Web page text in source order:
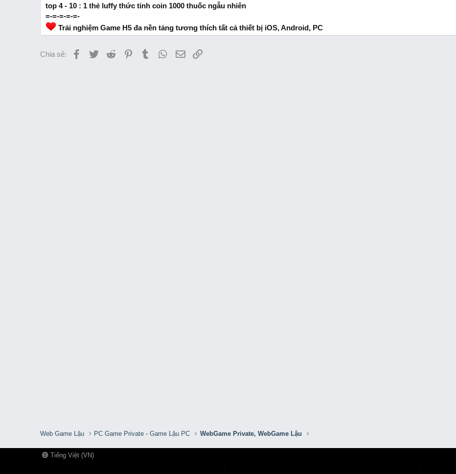
top 4 - 10 : 1 thẻ luffy thức tỉnh coin 1000 thuốc ngẫu nhiên
=-=-=-=-=-
Trải nghiệm Game H5 đa nền tảng tương thích tất cả thiết bị iOS, Android, PC
Chia sẻ: Facebook
TwitterReddit PinterestTumblr WhatsApp
EmailLink
Web Game Lậu PC Game Private - Game Lậu PC WebGame Private, WebGame Lậu
Tiếng Việt (VN)